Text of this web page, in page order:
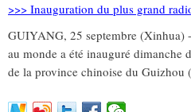
>>> Inauguration du plus grand
GUIYANG, 25 septembre (Xinhua)
au monde a été inauguré dimanche
de la province chinoise du Guizhou